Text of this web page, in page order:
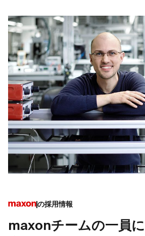
の採用情報
maxonチームの一員